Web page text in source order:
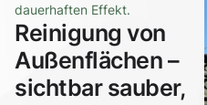
dauerhaften Effekt.
Reinigung von
Außenflächen –
sichtbar sauber,